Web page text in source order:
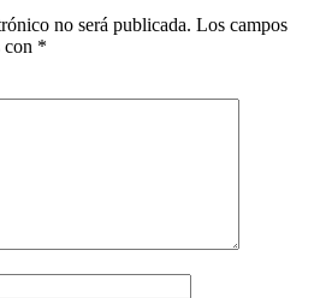
no será publicada. Los campos
con *